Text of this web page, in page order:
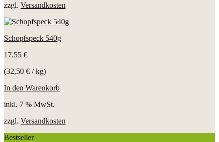
zzgl. Versandkosten
Schopfspeck 540g
17,55 €
(32,50 € /kg)
In den Warenkorb
inkl. 7 % MwSt.
zzgl. Versandkosten
Bestseller